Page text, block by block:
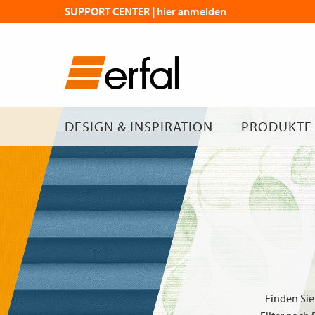
DESIGN & INSPIRATION PRODUKTE
SUPPORT CENTER | hier anmelden
Finden